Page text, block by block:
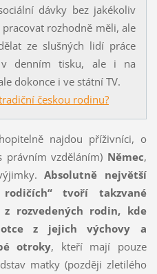
dávky bez jakékoliv
rozhodně měli, ale
ze slušných lidí práce
denním tisku, ale i na
dokonce i ve státní TV.
českou rodinu?
najdou příživníci, o
právním vzděláním) Němec,
Absolutně největší
tvoří takzvané
rozvedených rodin, kde
z jejich výchovy a
otroky, kteří mají pouze
matky (později zletilého